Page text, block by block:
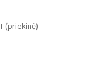
(priekinė)